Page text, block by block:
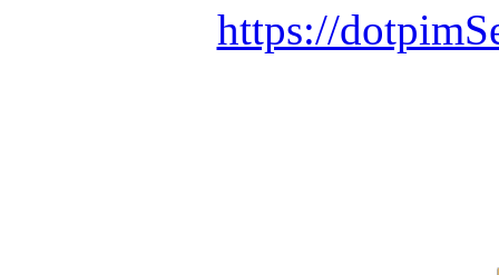
https://